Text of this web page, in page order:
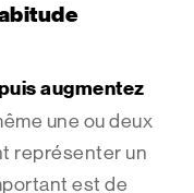
augmentez
une ou deux
représenter un
est de